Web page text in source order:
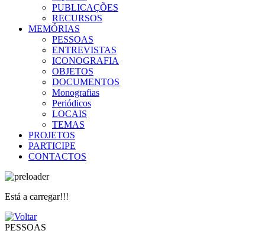
PUBLICAÇÕES
RECURSOS
MEMÓRIAS
PESSOAS
ENTREVISTAS
ICONOGRAFIA
OBJETOS
DOCUMENTOS
Monografias
Periódicos
LOCAIS
TEMAS
PROJETOS
PARTICIPE
CONTACTOS
Está a carregar!!!
PESSOAS